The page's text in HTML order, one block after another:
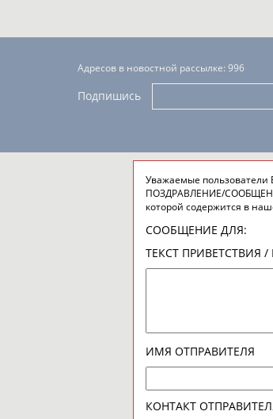
Адресов в новостной рассылке: 996
Подпишись
Уважаемые
ПОЗДРАВЛЕНИЕ/
которой содержится в
СООБЩЕНИЕ ДЛЯ:
ТЕКСТ ПРИВЕТСТВИЯ
ИМЯ ОТПРАВИТЕЛЯ
КОНТАКТ